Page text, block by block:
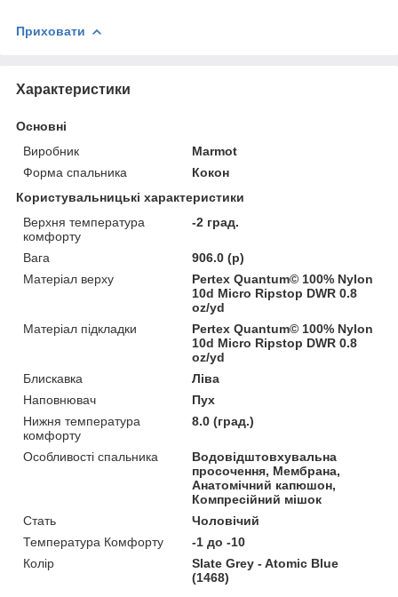
Приховати
Характеристики
Основні
Виробник
Marmot
Форма спальника
Кокон
Користувальницькі характеристики
Верхня температура
комфорту
-2 град.
Вага
906.0 (р)
Матеріал верху
Pertex Quantum© 100% Nylon
10d Micro Ripstop DWR 0.8
oz/yd
Матеріал підкладки
Pertex Quantum© 100% Nylon
10d Micro Ripstop DWR 0.8
oz/yd
Блискавка
Ліва
Наповнювач
Пух
Нижня температура
комфорту
8.0 (град.)
Особливості спальника
Водовідштовхувальна
просочення, Мембрана,
Анатомічний капюшон,
Компресійний мішок
Стать
Чоловічий
Температура Комфорту
-1 до -10
Колір
Slate Grey - Atomic Blue
(1468)